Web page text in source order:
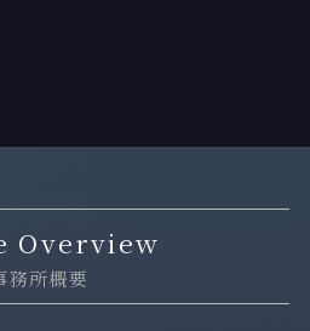
Overview
務所概要